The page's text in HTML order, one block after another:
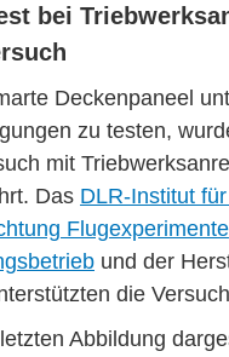
bei
Deckenpaneel
zu testen,
mit
Das DLR-Institut
Flugexperimente
und der
die
Abbildung